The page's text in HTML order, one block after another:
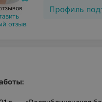
отзыв
Профиль